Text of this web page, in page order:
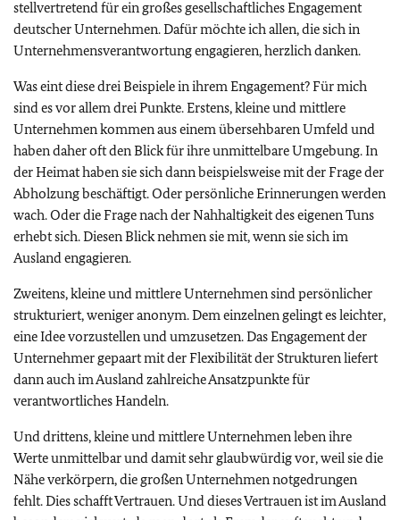
stellvertretend für ein großes gesellschaftliches Engagement
deutscher Unternehmen. Dafür möchte ich allen, die sich in
Unternehmensverantwortung engagieren, herzlich danken.
Was eint diese drei Beispiele in ihrem Engagement? Für mich
sind es vor allem drei Punkte. Erstens, kleine und mittlere
Unternehmen kommen aus einem übersehbaren Umfeld und
haben daher oft den Blick für ihre unmittelbare Umgebung. In
der Heimat haben sie sich dann beispielsweise mit der Frage der
Abholzung beschäftigt. Oder persönliche Erinnerungen werden
wach. Oder die Frage nach der Nahhaltigkeit des eigenen Tuns
erhebt sich. Diesen Blick nehmen sie mit, wenn sie sich im
Ausland engagieren.
Zweitens, kleine und mittlere Unternehmen sind persönlicher
strukturiert, weniger anonym. Dem einzelnen gelingt es leichter,
eine Idee vorzustellen und umzusetzen. Das Engagement der
Unternehmer gepaart mit der Flexibilität der Strukturen liefert
dann auch im Ausland zahlreiche Ansatzpunkte für
verantwortliches Handeln.
Und drittens, kleine und mittlere Unternehmen leben ihre
Werte unmittelbar und damit sehr glaubwürdig vor, weil sie die
Nähe verkörpern, die großen Unternehmen notgedrungen
fehlt. Dies schafft Vertrauen. Und dieses Vertrauen ist im Ausland